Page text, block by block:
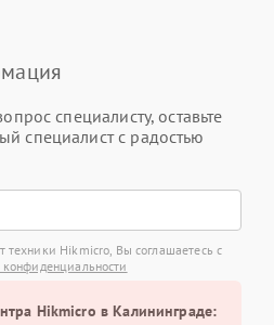
специалисту, оставьте
специалист с радостью
техники Hikmicro, Вы соглашаетесь с
Hikmicro в Калининграде: